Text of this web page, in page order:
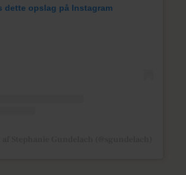
dette opslag på Instagram